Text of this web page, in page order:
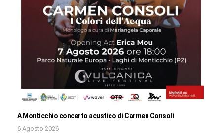
A Monticchio concerto acustico di Carmen Consoli
6 Agosto 2026